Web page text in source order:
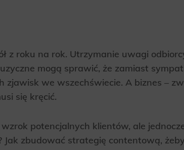
z roku na rok. Utrzymanie uwagi
mogą sprawić, że zamiast
we wszechświecie. A biznes –
się kręcić.
potencjalnych klientów, ale
zbudować strategię contentową,